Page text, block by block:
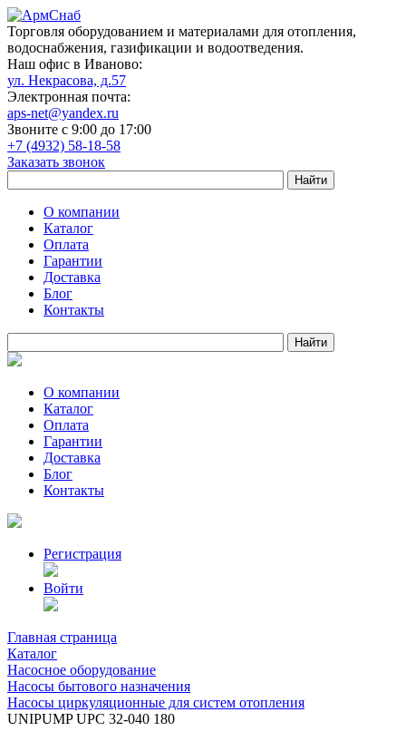
Торговля оборудованием и материалами для отопления,
водоснабжения, газификации и водоотведения.
Наш офис в Иваново:
ул. Некрасова, д.57
Электронная почта:
aps-net@yandex.ru
Звоните с 9:00 до 17:00
+7 (4932) 58-18-58
Заказать звонок
О компании
Каталог
Оплата
Гарантии
Доставка
Блог
Контакты
О компании
Каталог
Оплата
Гарантии
Доставка
Блог
Контакты
Регистрация
Войти
Главная страница
Каталог
Насосное оборудование
Насосы бытового назначения
Насосы циркуляционные для систем отопления
UNIPUMP UPC 32-040 180